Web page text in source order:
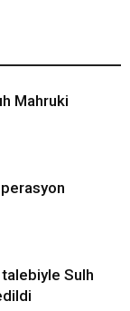
Mahruki
Sulh